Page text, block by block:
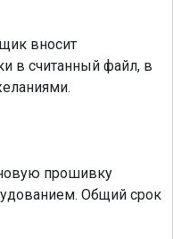
вносит
в считанный файл, в
прошивку
Общий срок